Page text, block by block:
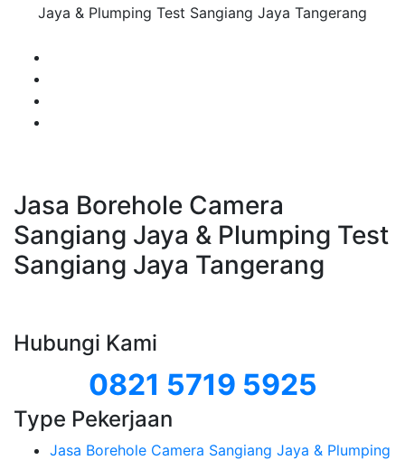
Jaya & Plumping Test Sangiang Jaya Tangerang
Jasa Borehole Camera
Sangiang Jaya & Plumping Test
Sangiang Jaya Tangerang
Hubungi Kami
0821 5719 5925
Type Pekerjaan
Jasa Borehole Camera Sangiang Jaya & Plumping